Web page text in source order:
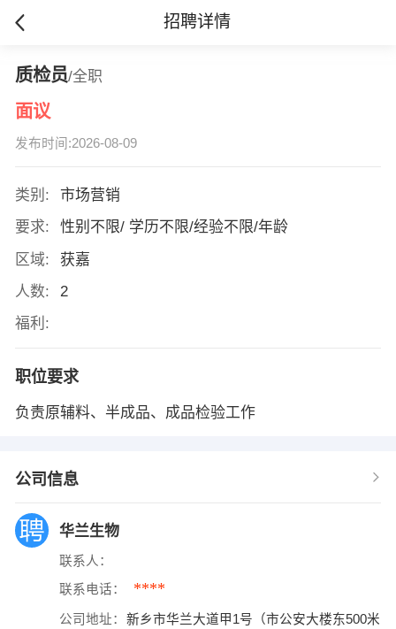
招聘详情
质检员/全职
面议
发布时间:2026-08-09
类别:
市场营销
要求:
性别不限/ 学历不限/经验不限/年龄
区域:
获嘉
人数:
2
福利:
职位要求
负责原辅料、半成品、成品检验工作
公司信息
华兰生物
联系人：
联系电话： ****
公司地址：
新乡市华兰大道甲1号（市公安大楼东500米